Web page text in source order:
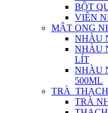
BỘT
VIÊN
MẬT ONG
NHÀU
NHÀU
LÍT
NHÀU
500ML
TRÀ